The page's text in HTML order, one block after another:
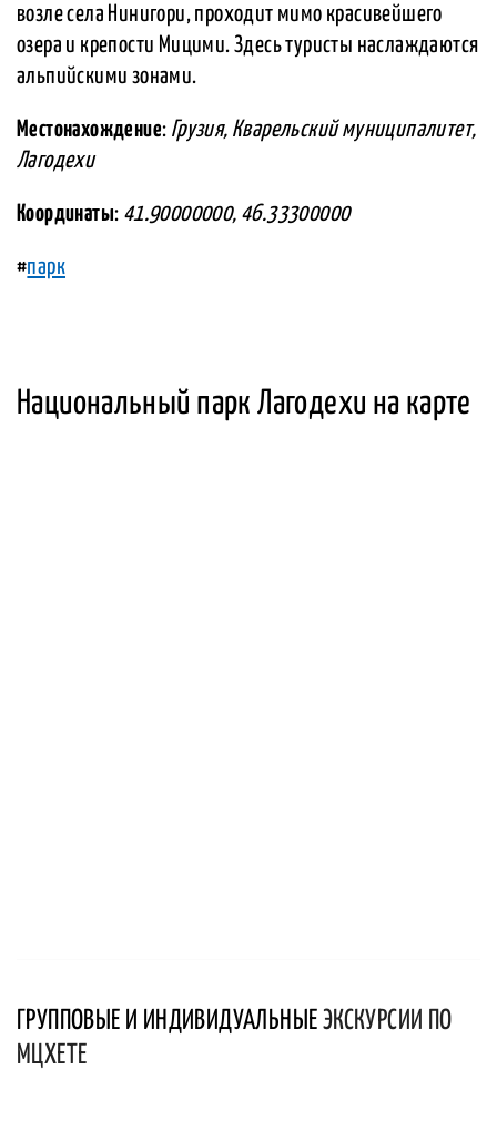
возле села Нинигори, проходит мимо красивейшего
озера и крепости Мицими. Здесь туристы наслаждаются
альпийскими зонами.
Местонахождение: Грузия, Кварельский муниципалитет,
Лагодехи
Координаты: 41.90000000, 46.33300000
#парк
Национальный парк Лагодехи на карте
ГРУППОВЫЕ И ИНДИВИДУАЛЬНЫЕ ЭКСКУРСИИ ПО
МЦХЕТЕ